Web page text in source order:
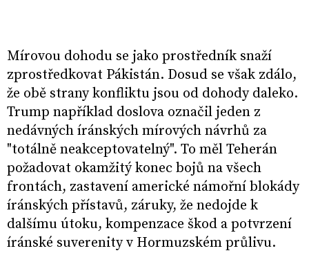
Mírovou dohodu se jako prostředník snaží
zprostředkovat Pákistán. Dosud se však zdálo,
že obě strany konfliktu jsou od dohody daleko.
Trump například doslova označil jeden z
nedávných íránských mírových návrhů za
"totálně neakceptovatelný". To měl Teherán
požadovat okamžitý konec bojů na všech
frontách, zastavení americké námořní blokády
íránských přístavů, záruky, že nedojde k
dalšímu útoku, kompenzace škod a potvrzení
íránské suverenity v Hormuzském průlivu.